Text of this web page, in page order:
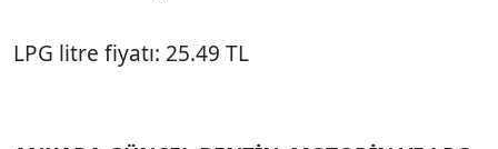
LPG litre fiyatı: 25.49 TL